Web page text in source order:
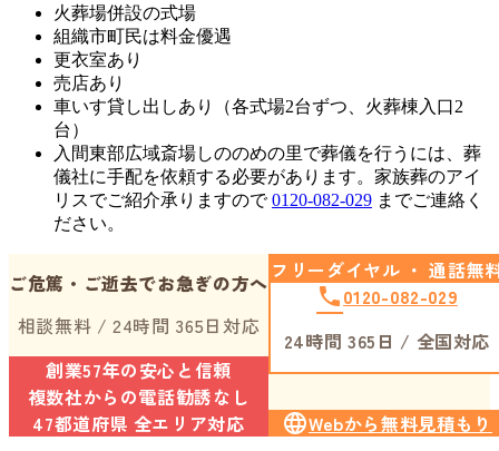
火葬場併設の式場
組織市町民は料金優遇
更衣室あり
売店あり
車いす貸し出しあり（各式場2台ずつ、火葬棟入口2
台）
入間東部広域斎場しののめの里で葬儀を行うには、葬
儀社に手配を依頼する必要があります。家族葬のアイ
リスでご紹介承りますので0120-082-029 までご連絡く
ださい。
ご危篤・ご逝去でお急ぎの方へ
相談無料 / 24時間 365日対応
創業57年の安心と信頼
複数社からの電話勧誘なし
47都道府県 全エリア対応
フリーダイヤル ・ 通話無
phone0120-082-029
24時間 365日 / 全国対応
languageWebから無料見積もり